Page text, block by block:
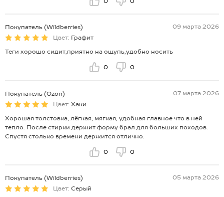
Покупатель (Wildberries)
09 марта 2026
Цвет: Графит
Теги хорошо сидит,приятно на ощупь,удобно носить
0 0
Покупатель (Ozon)
07 марта 2026
Цвет: Хаки
Хорошая толстовка, лёгкая, мягкая, удобная главное что в ней
тепло. После стирки держит форму брал для больших походов.
Спустя столько времени держится отлично.
0 0
Покупатель (Wildberries)
05 марта 2026
Цвет: Серый